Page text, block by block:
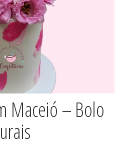
Maceió – Bolo